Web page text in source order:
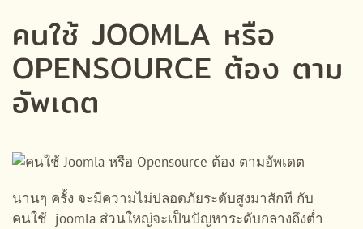
คนใช้ JOOMLA หรือ
OPENSOURCE ต้อง ตาม
อัพเดต
นานๆ ครั้ง จะมีความไม่ปลอดภัยระดับสูงมาสักที กับ
คนใช้ joomla ส่วนใหญ่จะเป็นปัญหาระดับกลางถึงต่ำ